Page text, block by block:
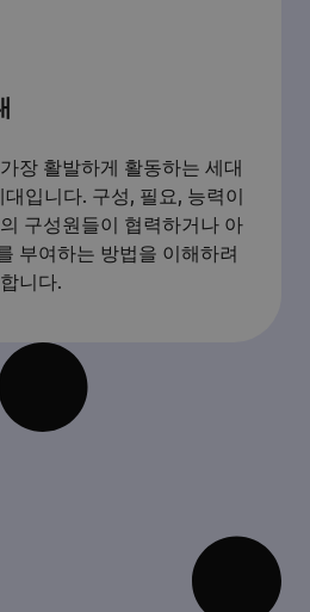
장 활발하게 활동하는 세대
입니다. 구성, 필요, 능력이
구성원들이 협력하거나 아
부여하는 방법을 이해하려
니다.